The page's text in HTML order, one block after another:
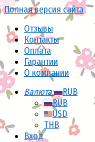
Полная версия сайта
Отзывы
Контакты
Оплата
Гарантии
О компании
Валюта:
RUB
RUB
USD
THB
Вход